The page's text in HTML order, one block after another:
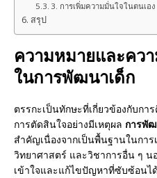
3. การเพิ่มความมั่นใจในตนเอง
สรุป
ความหมายและคว
ในการพัฒนาเด็ก
ตรรกะเป็นทักษะที่เกี่ยวข้องกับก
การตัดสินใจอย่างมีเหตุผล การพัฒ
สำคัญเนื่องจากเป็นพื้นฐานในกา
วิทยาศาสตร์ และวิชาการอื่น ๆ น
เข้าใจและแก้ไขปัญหาที่ซับซ้อนไ